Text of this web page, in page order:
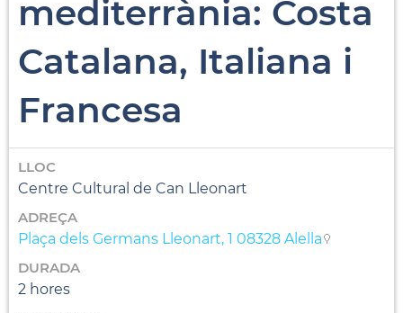
mediterrània: Costa
Catalana, Italiana i
Francesa
LLOC
Centre Cultural de Can Lleonart
ADREÇA
Plaça dels Germans Lleonart, 1 08328 Alella
DURADA
2 hores